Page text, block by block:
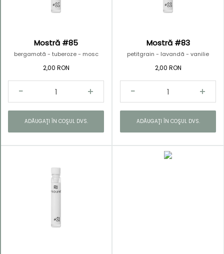
Mostră #85
bergamotă - tuberoze - mosc
2,00 RON
ADĂUGAŢI ÎN COŞUL DVS.
Mostră #83
petitgrain - lavandă - vanilie
2,00 RON
ADĂUGAŢI ÎN COŞUL DVS.